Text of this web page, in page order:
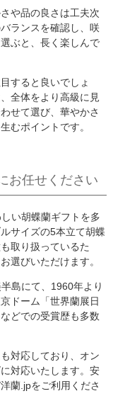
や品の良さは工夫次
ランスを確認し、咲
ぶと、長く楽しんで
すると良いでしょ
全体をより高級に見
せて選び、華やかさ
むポイントです。
お任せください
い胡蝶蘭ギフトを多
サイズの5本立て胡蝶
取り扱っているた
選びいただけます。
島にて、1960年より
ドーム「世界蘭展日
どでの受賞歴も多数
対応しており、オン
対応いたします。安
蘭.jpをご利用くださ